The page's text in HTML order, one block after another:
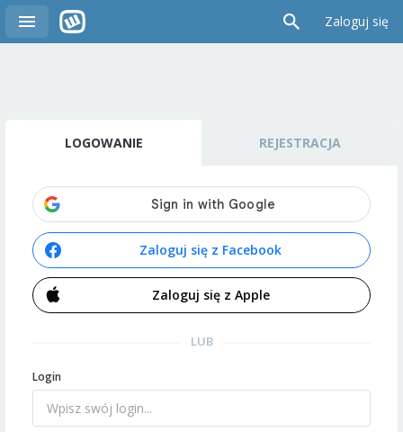
Zaloguj się
LOGOWANIE REJESTRACJA
Zaloguj się z Facebook
Zaloguj się z Apple
LUB
Login